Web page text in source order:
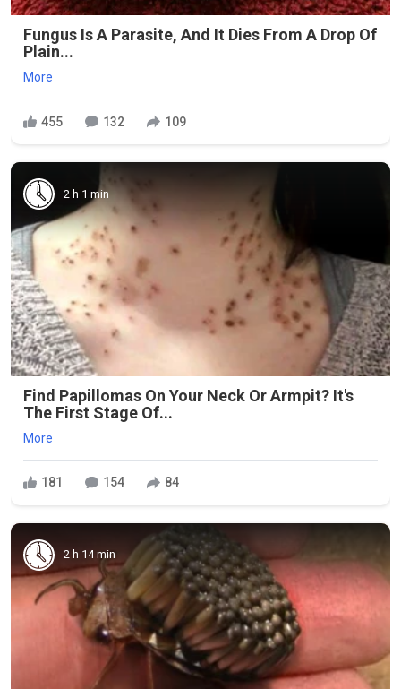
Fungus Is A Parasite, And It Dies From A Drop Of
Plain...
More
455 132 109
2 h 1 min
Find Papillomas On Your Neck Or Armpit? It's
The First Stage Of...
More
181 154 84
2 h 14 min